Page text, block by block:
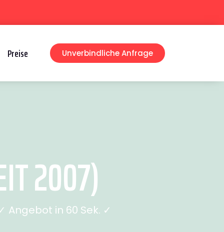
Preise Unverbindliche Anfrage
2007)
Angebot in 60 Sek. ✓